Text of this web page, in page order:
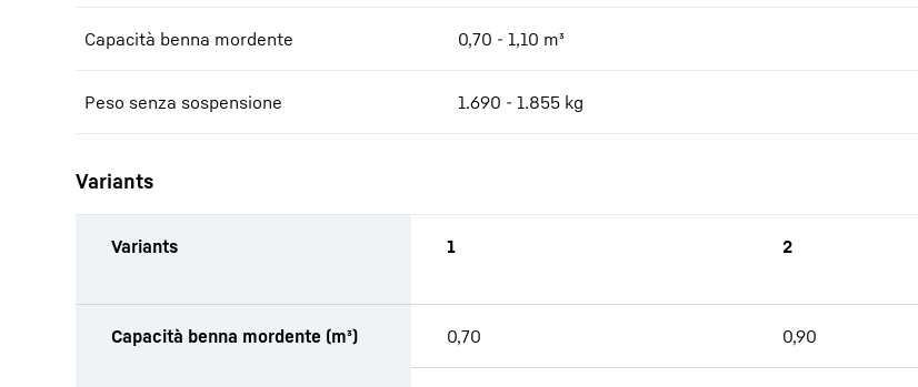
Capacità benna mordente 0,70 - 1,10 m³
Peso senza sospensione 1.690 - 1.855 kg
Variants
Variants 1 2
Capacità benna mordente (m³) 0,70 0,90